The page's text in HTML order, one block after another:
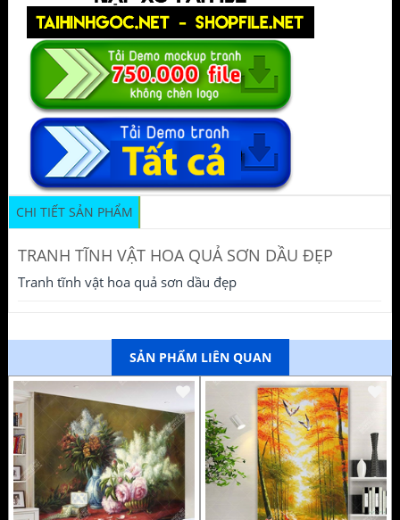
CHI TIẾT SẢN PHẨM
TRANH TĨNH VẬT HOA QUẢ SƠN DẦU ĐẸP
Tranh tĩnh vật hoa quả sơn dầu đẹp
SẢN PHẨM LIÊN QUAN